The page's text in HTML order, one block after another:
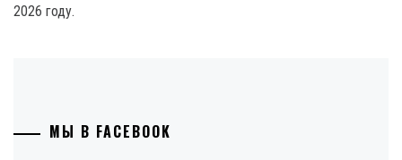
2026 году.
МЫ В FACEBOOK